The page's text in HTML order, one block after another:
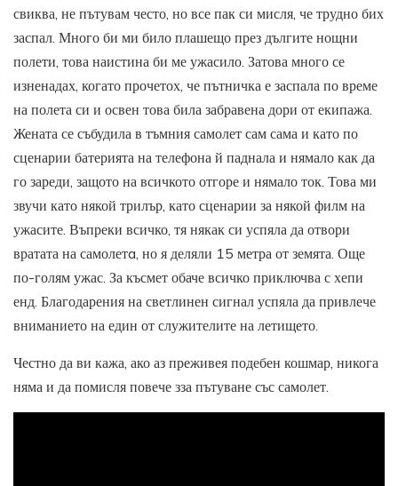
свиква, не пътувам често, но все пак си мисля, че трудно бих
заспал. Много би ми било плашещо през дългите нощни
полети, това наистина би ме ужасило. Затова много се
изненадах, когато прочетох, че пътничка е заспала по време
на полета си и освен това била забравена дори от екипажа.
Жената се събудила в тъмния самолет сам сама и като по
сценарии батерията на телефона й паднала и нямало как да
го зареди, защото на всичкото отгоре и нямало ток. Това ми
звучи като някой трилър, като сценарии за някой филм на
ужасите. Въпреки всичко, тя някак си успяла да отвори
вратата на самолетa, но я деляли 15 метра от земята. Още
по-голям ужас. За късмет обаче всичко приключва с хепи
енд. Благодарения на светлинен сигнал успяла да привлече
вниманието на един от служителите на летището.
Честно да ви кажа, ако аз преживея подебен кошмар, никога
няма и да помисля повече зза пътуване със самолет.